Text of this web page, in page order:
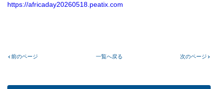
https://africaday20260518.peatix.com
前のページ 一覧へ戻る 次のページ